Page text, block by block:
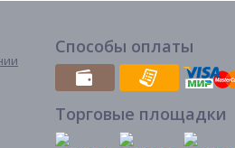
Способы оплаты
Торговые площадки